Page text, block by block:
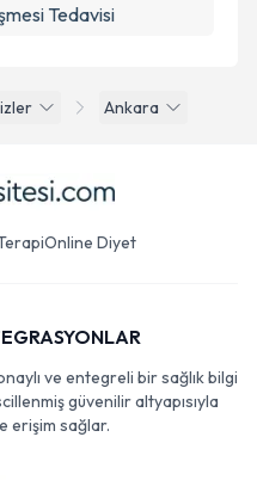
Ankara
Tedavisi
Online Diyet
ve entegreli bir sağlık bilgi
güvenilir altyapısıyla
erişim sağlar.